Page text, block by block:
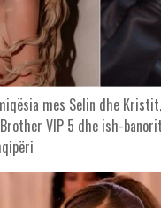
mes Selin dhe
VIP 5 dhe ish-